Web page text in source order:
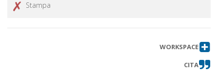
Stampa
WORKSPACE
CITA